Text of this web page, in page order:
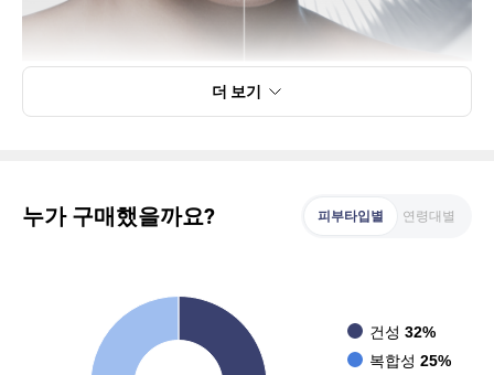
더 보기
누가 구매했을까요? 피부타입별 연령대별
건성 32%
복합성 25%